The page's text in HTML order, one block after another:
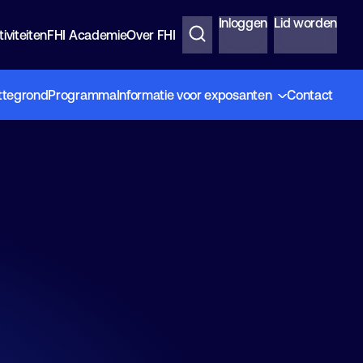
FHI AcademieOver FHI
Inloggen Lid worden
ProgrammaInformatie voor exposanten Contact